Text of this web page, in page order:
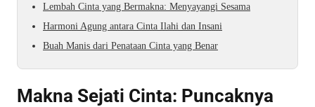
Lembah Cinta yang Bermakna: Menyayangi Sesama
Harmoni Agung antara Cinta Ilahi dan Insani
Buah Manis dari Penataan Cinta yang Benar
Makna Sejati Cinta: Puncaknya